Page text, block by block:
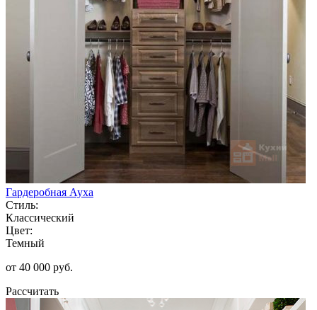
Гардеробная Ауха
Стиль:
Классический
Цвет:
Темный
от 40 000 руб.
Рассчитать